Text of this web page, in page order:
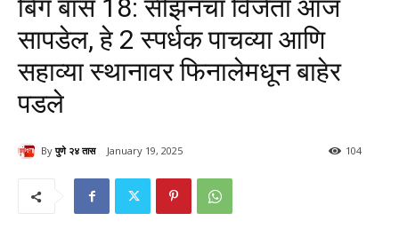
बिग बॉस 18: सीझनचा विजेता आज
सापडेल, हे 2 स्पर्धक पाचव्या आणि
सहाव्या स्थानावर फिनालेमधून बाहेर
पडले
By पुणे २४ तास January 19, 2025 104